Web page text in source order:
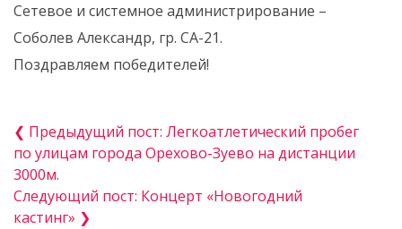
Сетевое и системное администрирование –
Соболев Александр, гр. СА-21.
Поздравляем победителей!
❮ Предыдущий пост: Легкоатлетический пробег
по улицам города Орехово-Зуево на дистанции
3000м.
Следующий пост: Концерт «Новогодний
кастинг» ❯